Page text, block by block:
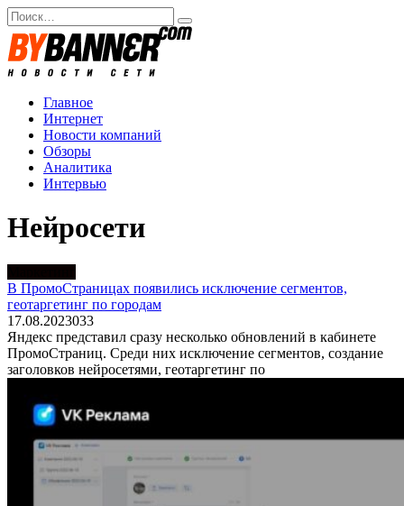
Перейти
к
содержанию
Search
for:
Главное
Интернет
Новости компаний
Обзоры
Аналитика
Интервью
Нейросети
В ПромоСтраницах появились исключение сегментов,
геотаргетинг по городам
17.08.2023033
Яндекс представил сразу несколько обновлений в кабинете
ПромоСтраниц. Среди них исключение сегментов, создание
заголовков нейросетями, геотаргетинг по